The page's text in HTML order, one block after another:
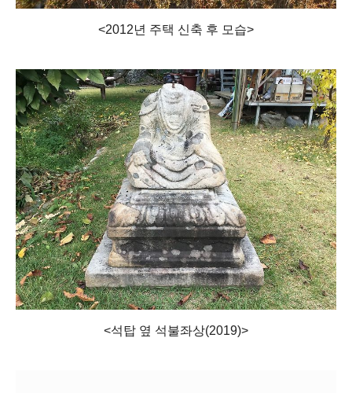
<2012년 주택 신축 후 모습>
<석탑 옆 석불좌상(2019)>